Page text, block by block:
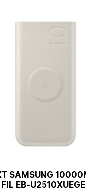
SAMSUNG
FIL EB-